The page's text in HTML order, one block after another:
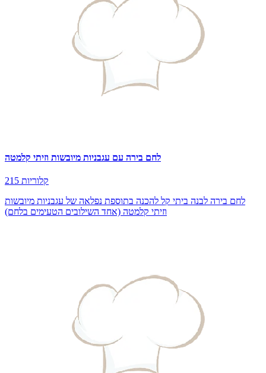
לחם בירה עם עגבניות מיובשות וזיתי קלמטה
215 קלוריות
לחם בירה לבנה ביתי קל להכנה בתוספת נפלאה של עגבניות מיובשות
וזיתי קלמטה (אחד השילובים הטעימים בלחם)